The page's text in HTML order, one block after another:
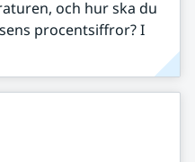
och hur ska du
procentsiffror? I